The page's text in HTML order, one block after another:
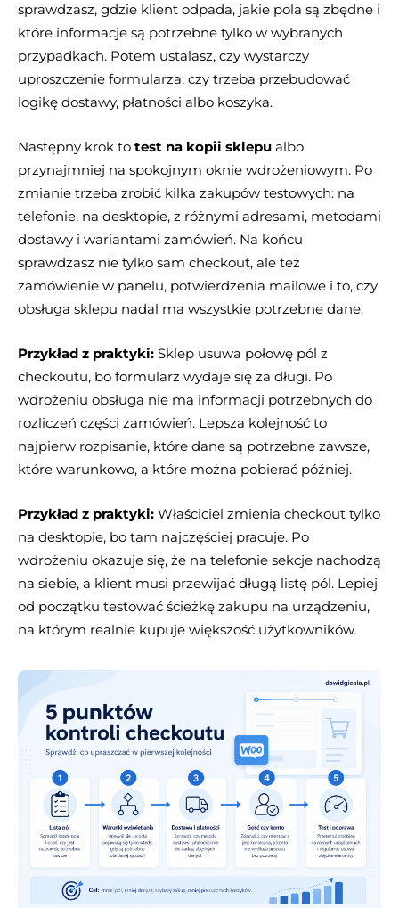
sprawdzasz, gdzie klient odpada, jakie pola są zbędne i
które informacje są potrzebne tylko w wybranych
przypadkach. Potem ustalasz, czy wystarczy
uproszczenie formularza, czy trzeba przebudować
logikę dostawy, płatności albo koszyka.
Następny krok to test na kopii sklepu albo
przynajmniej na spokojnym oknie wdrożeniowym. Po
zmianie trzeba zrobić kilka zakupów testowych: na
telefonie, na desktopie, z różnymi adresami, metodami
dostawy i wariantami zamówień. Na końcu
sprawdzasz nie tylko sam checkout, ale też
zamówienie w panelu, potwierdzenia mailowe i to, czy
obsługa sklepu nadal ma wszystkie potrzebne dane.
Przykład z praktyki: Sklep usuwa połowę pól z
checkoutu, bo formularz wydaje się za długi. Po
wdrożeniu obsługa nie ma informacji potrzebnych do
rozliczeń części zamówień. Lepsza kolejność to
najpierw rozpisanie, które dane są potrzebne zawsze,
które warunkowo, a które można pobierać później.
Przykład z praktyki: Właściciel zmienia checkout tylko
na desktopie, bo tam najczęściej pracuje. Po
wdrożeniu okazuje się, że na telefonie sekcje nachodzą
na siebie, a klient musi przewijać długą listę pól. Lepiej
od początku testować ścieżkę zakupu na urządzeniu,
na którym realnie kupuje większość użytkowników.